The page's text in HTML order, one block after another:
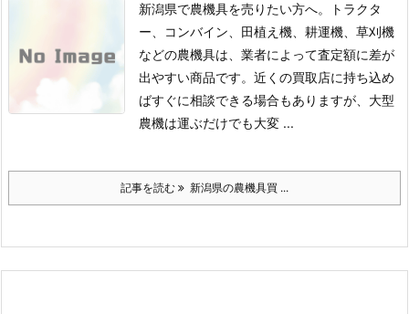
新潟県で農機具を売りたい方へ。トラクタ
ー、コンバイン、田植え機、耕運機、草刈機
などの農機具は、業者によって査定額に差が
出やすい商品です。 近くの買取店に持ち込め
ばすぐに相談できる場合もありますが、大型
農機は運ぶだけでも大変 ...
記事を読む 新潟県の農機具買 ...